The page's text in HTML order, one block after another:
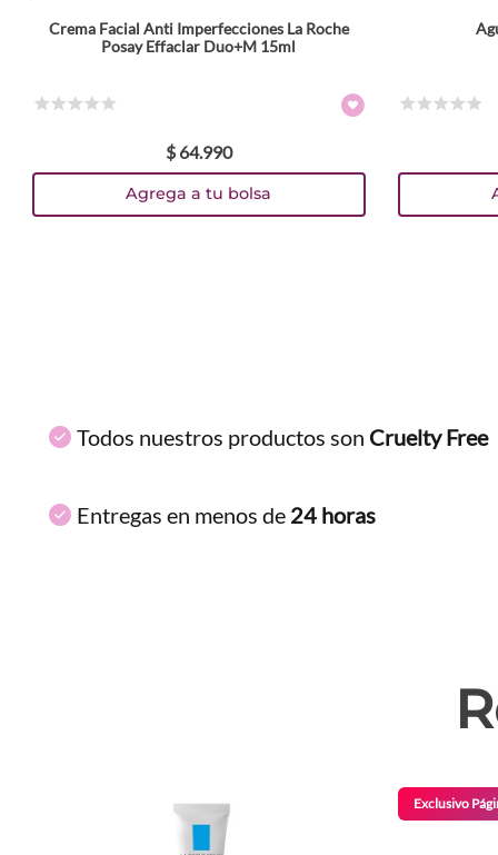
ENVIAR COMENTARIO
Crema Facial Anti Imperfecciones La Roche
Posay Effaclar Duo+M 15ml
$ 64.990
Agrega a tu bolsa
Todos nuestros productos son Cruelty Free
Entregas en menos de 24 horas
Exclusivo